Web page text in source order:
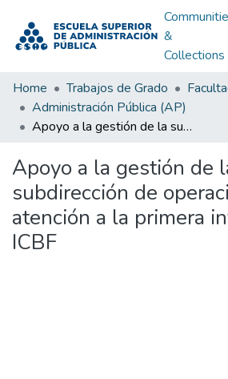
&
Collections
Home Trabajos de Grado
Administración Pública (AP)
Apoyo a la gestión de la subdirección de operaciones para la atención a la primera infancia del ICBF
Apoyo a la gestión de
subdirección de
atención a la primera
ICBF